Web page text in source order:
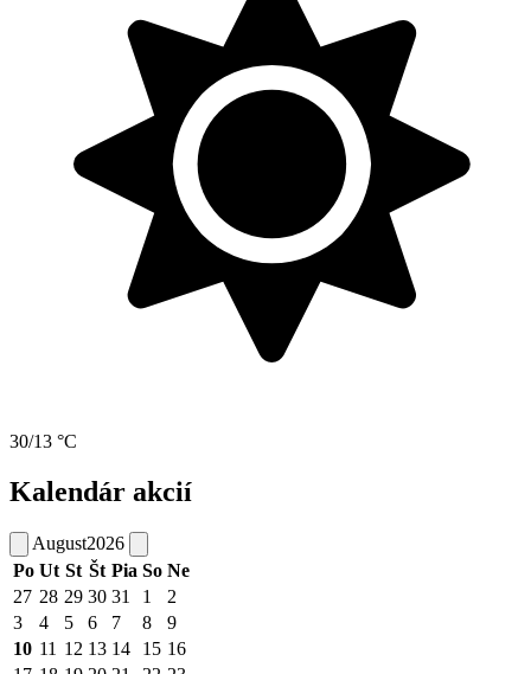
30/13 °C
Kalendár akcií
August2026
Po Ut St Št Pia So Ne
27 28 29 30 31 1
2
3
4 5 6 7 8
9
10 11 12 13 14 15 16